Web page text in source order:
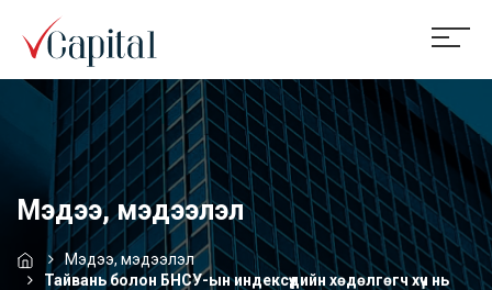
Мэдээ, мэдээлэл
Мэдээ, мэдээлэл
Тайвань болон БНСУ-ын индексүүдийн хөдөлгөгч хүч нь